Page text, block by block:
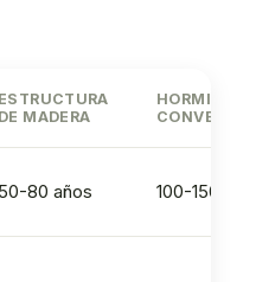
ESTRUCTURA
DE MADERA
HORMIGÓN
50-80 años 100-150